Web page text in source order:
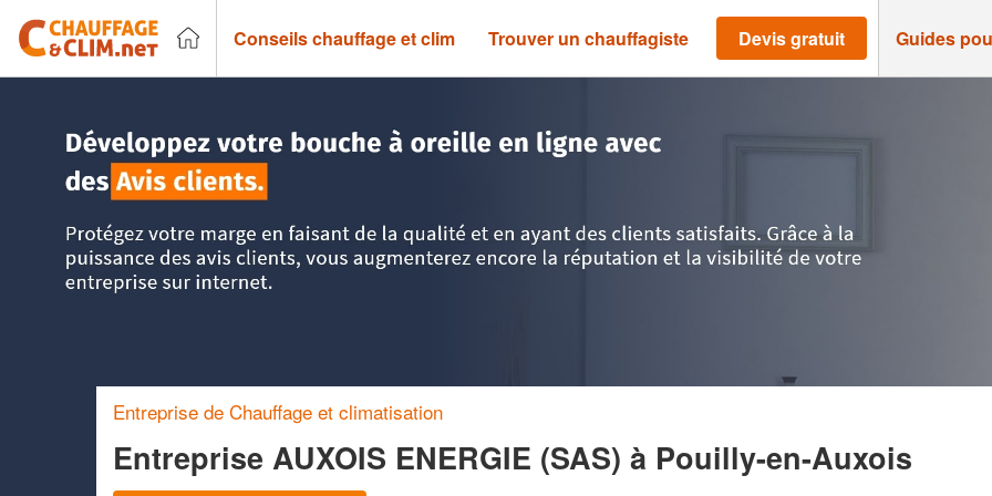
Conseils chauffage et clim Trouver un chauffagiste Devis gratuit Guides
Entreprise de Chauffage et climatisation
Entreprise AUXOIS ENERGIE (SAS) à Pouilly-en-Auxois